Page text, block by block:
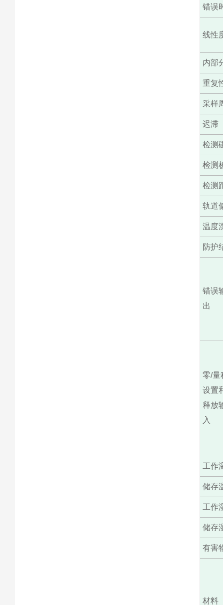
错误
线性
内部
重复
采样
迟滞
检测
检测
检测
轨道
温度
防护
错误
出
零/量
设置
释放
入
工作
储存
工作
储存
有害
材料